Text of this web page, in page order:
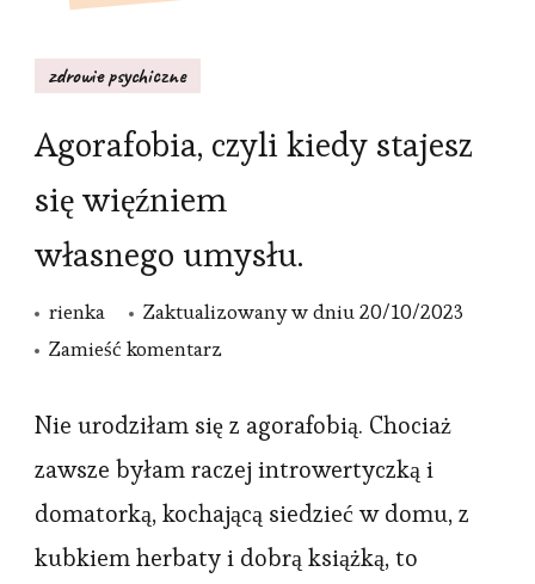
zdrowie psychiczne
Agorafobia, czyli kiedy stajesz
się więźniem
własnego umysłu.
rienka Zaktualizowany w dniu20/10/2023
Zamieść komentarzwe
Agorafobia,
czyli
stajesz
się
Nie urodziłam się z agorafobią. Chociaż
zawsze byłam raczej introwertyczką i
domatorką, kochającą siedzieć w domu, z
kubkiem herbaty i dobrą książką, to